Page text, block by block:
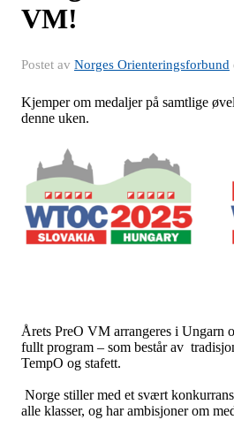
VM!
Postet av Norges Orienteringsforbund
Kjemper om medaljer på samtlige
denne uken.
Årets PreO VM arrangeres i Ungarn
fullt program – som består av
TempO og stafett.
Norge stiller med et svært
alle klasser, og har ambisjoner om